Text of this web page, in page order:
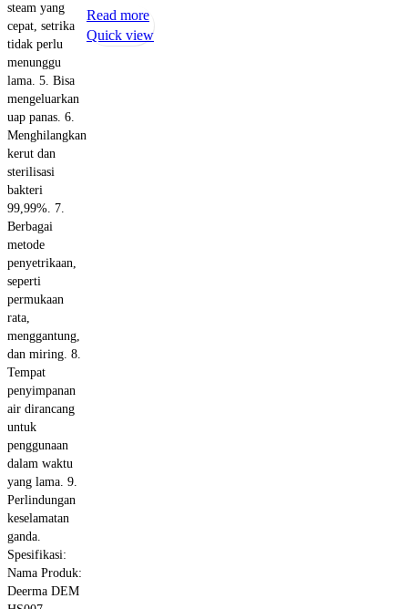
steam yang
cepat, setrika
tidak perlu
menunggu
lama. 5. Bisa
mengeluarkan
uap panas. 6.
Menghilangkan
kerut dan
sterilisasi
bakteri
99,99%. 7.
Berbagai
metode
penyetrikaan,
seperti
permukaan
rata,
menggantung,
dan miring. 8.
Tempat
penyimpanan
air dirancang
untuk
penggunaan
dalam waktu
yang lama. 9.
Perlindungan
keselamatan
ganda.
Spesifikasi:
Nama Produk:
Deerma DEM
Read more
Quick view